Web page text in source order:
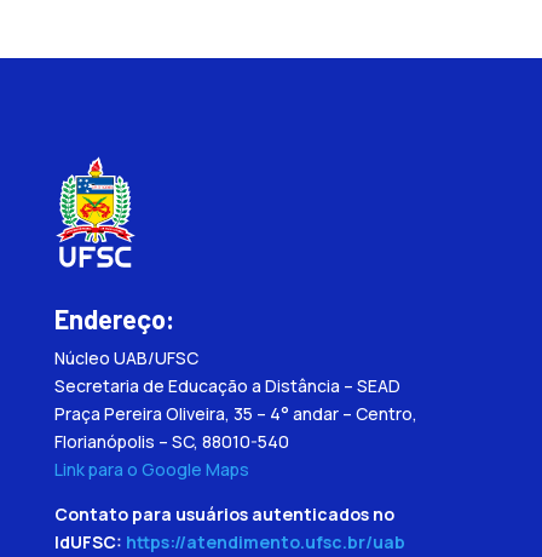
Endereço:
Núcleo UAB/UFSC
Secretaria de Educação a Distância – SEAD
Praça Pereira Oliveira, 35 – 4° andar – Centro,
Florianópolis – SC, 88010-540
Link para o Google Maps
Contato para usuários autenticados no
IdUFSC: https://atendimento.ufsc.br/uab